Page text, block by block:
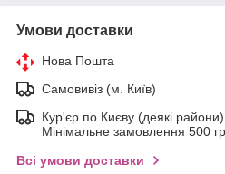
Умови доставки
Нова Пошта
Самовивіз (м. Київ)
Кур'єр по Києву (деякі
Мінімальне замовлення 500
Всі умови доставки